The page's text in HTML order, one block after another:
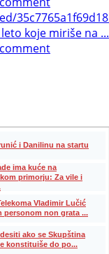
koje miriše na ...